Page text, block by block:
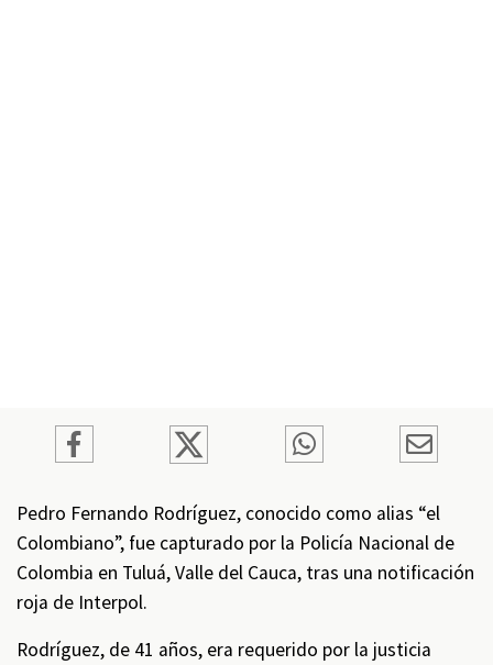
Pedro Fernando Rodríguez, conocido como alias “el
Colombiano”, fue capturado por la Policía Nacional de
Colombia en Tuluá, Valle del Cauca, tras una notificación
roja de Interpol.
Rodríguez, de 41 años, era requerido por la justicia